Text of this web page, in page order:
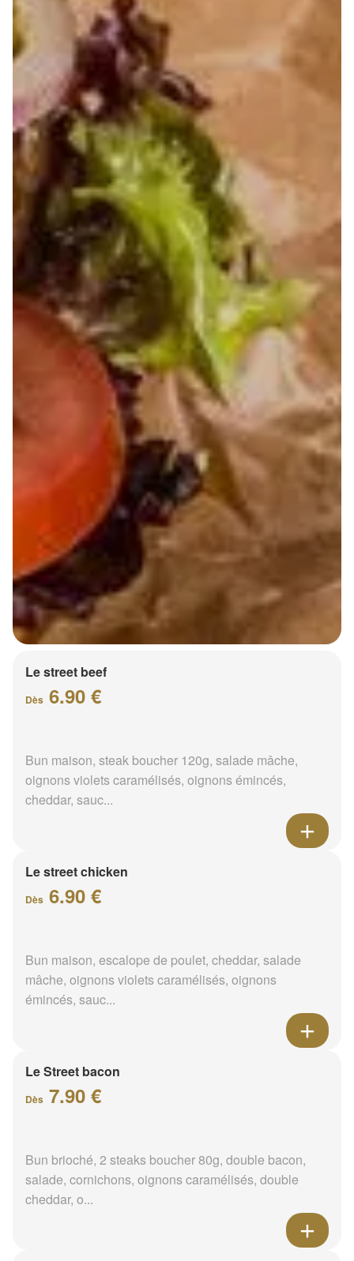
Le street beef
Dès 6.90 €
Bun maison, steak boucher 120g, salade mâche,
oignons violets caramélisés, oignons émincés,
cheddar, sauc...
Le street chicken
Dès 6.90 €
Bun maison, escalope de poulet, cheddar, salade
mâche, oignons violets caramélisés, oignons
émincés, sauc...
Le Street bacon
Dès 7.90 €
Bun brioché, 2 steaks boucher 80g, double bacon,
salade, cornichons, oignons caramélisés, double
cheddar, o...